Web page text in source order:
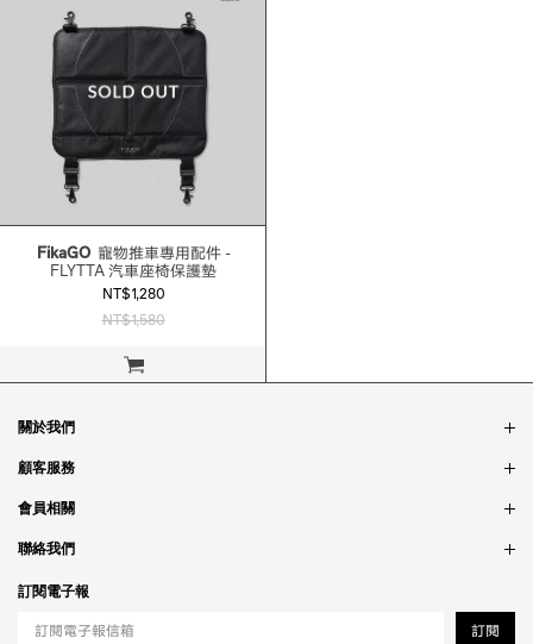
立即購買
FikaGO寵物推車專用配件 -
FLYTTA 汽車座椅保護墊
NT$1,280
NT$1,580
關於我們
品牌故事
銷售據點
隱私政策
顧客服務
訂單問題
付款問題
配送問題
會員相關
會員制度
紅利制度
聯絡我們
合作相關
工作職缺
訂閱電子報
訂閱